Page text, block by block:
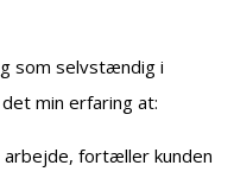
som selvstændig i
min erfaring at:
fortæller kunden